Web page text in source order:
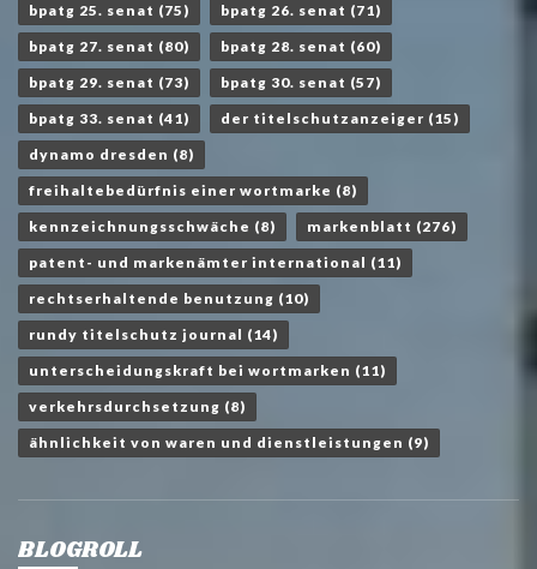
bpatg 25. senat (75) bpatg 26. senat (71)
bpatg 27. senat (80) bpatg 28. senat (60)
bpatg 29. senat (73) bpatg 30. senat (57)
bpatg 33. senat (41) der titelschutzanzeiger (15)
dynamo dresden (8)
freihaltebedürfnis einer wortmarke (8)
kennzeichnungsschwäche (8) markenblatt (276)
patent- und markenämter international (11)
rechtserhaltende benutzung (10)
rundy titelschutz journal (14)
unterscheidungskraft bei wortmarken (11)
verkehrsdurchsetzung (8)
ähnlichkeit von waren und dienstleistungen (9)
BLOGROLL